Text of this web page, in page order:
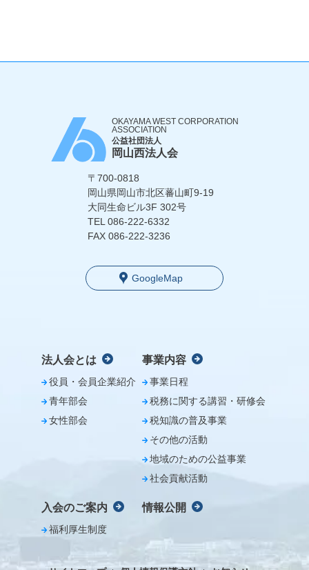
OKAYAMA WEST CORPORATION
ASSOCIATION
公益社団法人
岡山西法人会
〒700-0818
岡山県岡山市北区蕃山町9-19
大同生命ビル3F 302号
TEL 086-222-6332
FAX 086-222-3236
GoogleMap
法人会とは
役員・会員企業紹介
青年部会
女性部会
事業内容
事業日程
税務に関する講習・研修会
税知識の普及事業
その他の活動
地域のための公益事業
社会貢献活動
入会のご案内
福利厚生制度
情報公開